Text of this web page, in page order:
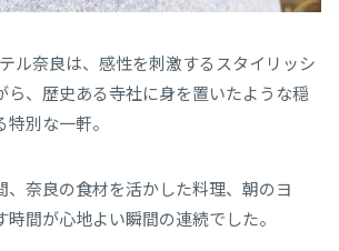
ル奈良は、感性を刺激するスタイリッシ
ら、歴史ある寺社に身を置いたような穏
別な一軒。
、奈良の食材を活かした料理、朝のヨ
間が心地よい瞬間の連続でした。